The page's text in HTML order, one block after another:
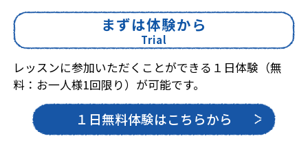
まずは体験から
Trial
レッスンに参加いただくことができる１日体験（無
料：お一人様1回限り）が可能です。
１日無料体験はこちらから